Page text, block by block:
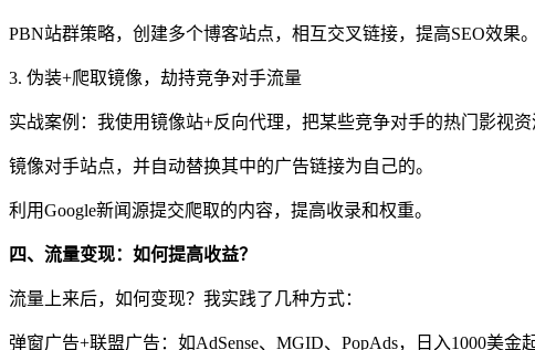
PBN站群策略，创建多个博客站点，相互交叉链接，提高SEO效果。
3. 伪装+爬取镜像，劫持竞争对手流量
实战案例：我使用镜像站+反向代理，把某些竞争对手的热门影视
镜像对手站点，并自动替换其中的广告链接为自己的。
利用Google新闻源提交爬取的内容，提高收录和权重。
四、流量变现：如何提高收益？
流量上来后，如何变现？我实践了几种方式：
弹窗广告+联盟广告：如AdSense、MGID、PopAds，日入1000美金